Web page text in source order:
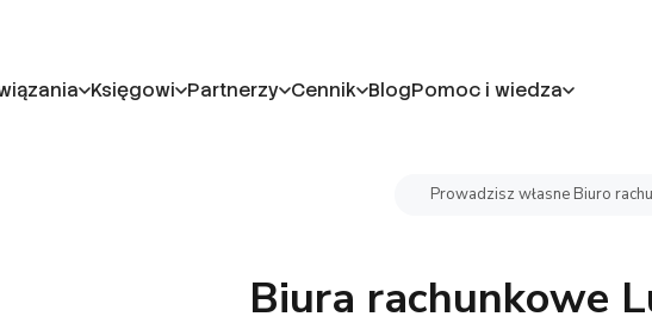
Księgowi Partnerzy Cennik BlogPomoc i wiedza
Prowadzisz własne Biuro
Biura rachunkowe